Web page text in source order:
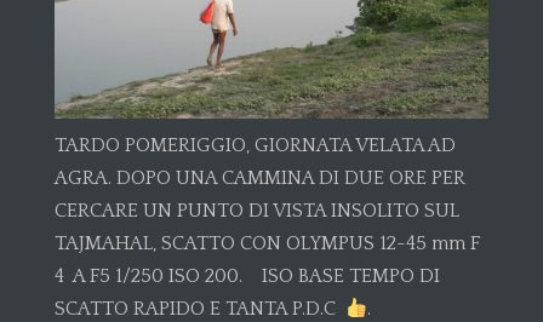
TARDO POMERIGGIO, GIORNATA VELATA AD
AGRA. DOPO UNA CAMMINA DI DUE ORE PER
CERCARE UN PUNTO DI VISTA INSOLITO SUL
TAJMAHAL, SCATTO CON OLYMPUS 12-45 mm F
4 A F5 1/250 ISO 200. ISO BASE TEMPO DI
SCATTO RAPIDO E TANTA P.D.C
.